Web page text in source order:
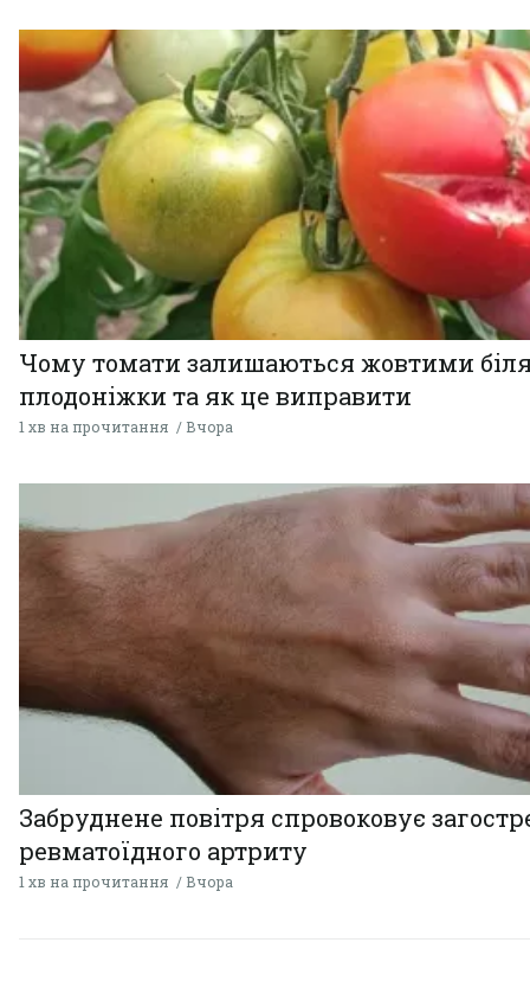
Чому томати залишаються жовтими
плодоніжки та як це виправити
1 хв на прочитання Вчора
Забруднене повітря спровоковує
ревматоїдного артриту
1 хв на прочитання Вчора